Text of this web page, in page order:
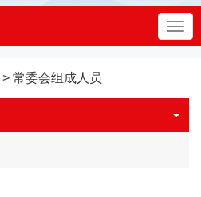
> 常委会组成人员